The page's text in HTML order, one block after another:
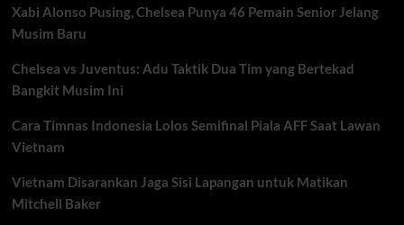
Sarat
dan
Xabi Alonso Pusing, Chelsea Punya 46 Pemain Senior Jelang
Musim Baru
Chelsea vs Juventus: Adu Taktik Dua Tim yang Bertekad
Bangkit Musim Ini
Cara Timnas Indonesia Lolos Semifinal Piala AFF Saat Lawan
Vietnam
Vietnam Disarankan Jaga Sisi Lapangan untuk Matikan
Mitchell Baker